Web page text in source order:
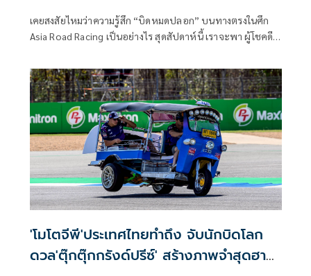
เคยสงสัยไหมว่าความรู้สึก “บิดหมดปลอก” บนทางตรงในศึก
Asia Road Racing เป็นอย่างไร สุดสัปดาห์นี้ เราจะพา ผู้โชคดี 2
'โมโตจีพี'ประเทศไทยทำถึง จับนักบิดโลก
ดวล'ตุ๊กตุ๊กกรังด์ปรีซ์' สร้างภาพจำสุดฮา